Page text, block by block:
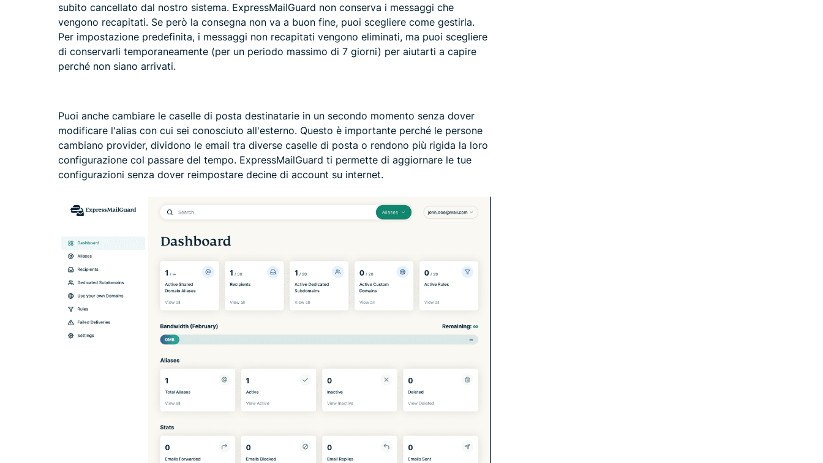
subito cancellato dal nostro sistema. ExpressMailGuard non conserva i messaggi che
vengono recapitati. Se però la consegna non va a buon fine, puoi scegliere come gestirla.
Per impostazione predefinita, i messaggi non recapitati vengono eliminati, ma puoi scegliere
di conservarli temporaneamente (per un periodo massimo di 7 giorni) per aiutarti a capire
perché non siano arrivati.
Puoi anche cambiare le caselle di posta destinatarie in un secondo momento senza dover
modificare l'alias con cui sei conosciuto all'esterno. Questo è importante perché le persone
cambiano provider, dividono le email tra diverse caselle di posta o rendono più rigida la loro
configurazione col passare del tempo. ExpressMailGuard ti permette di aggiornare le tue
configurazioni senza dover reimpostare decine di account su internet.